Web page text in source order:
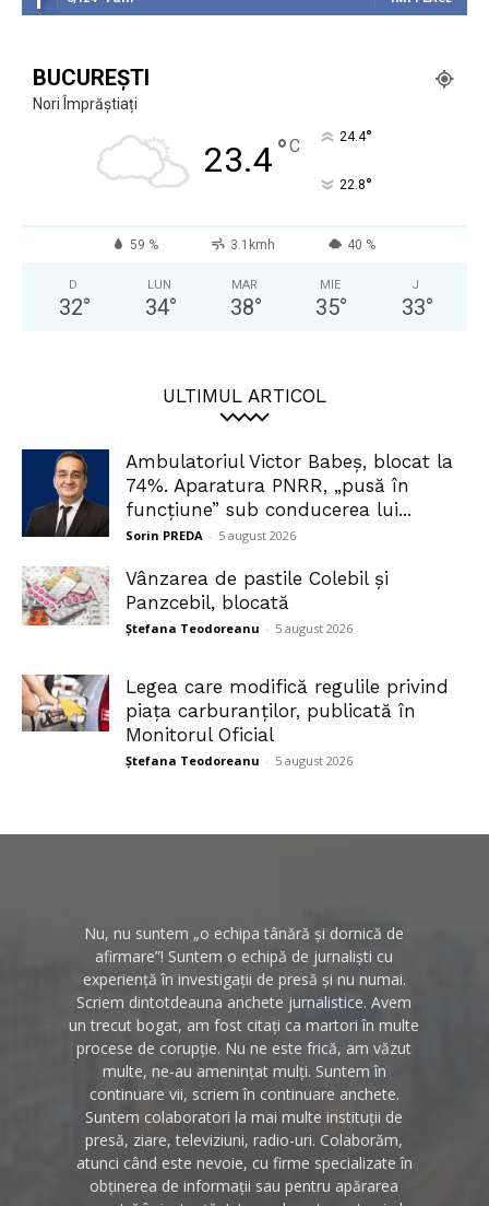
BUCUREȘTI
Nori Împrăștiați
23.4°C 24.4°
22.8°
59 % 3.1kmh 40 %
D
32°
LUN
34°
MAR
38°
MIE
35°
J
33°
ULTIMUL ARTICOL
Ambulatoriul Victor Babeș, blocat la
74%. Aparatura PNRR, „pusă în
funcțiune” sub conducerea lui...
Sorin PREDA - 5 august 2026
Vânzarea de pastile Colebil și
Panzcebil, blocată
Ștefana Teodoreanu - 5 august 2026
Legea care modifică regulile privind
piața carburanților, publicată în
Monitorul Oficial
Ștefana Teodoreanu - 5 august 2026
Nu, nu suntem „o echipa tânără și dornică de
afirmare”! Suntem o echipă de jurnaliști cu
experiență în investigații de presă și nu numai.
Scriem dintotdeauna anchete jurnalistice. Avem
un trecut bogat, am fost citați ca martori în multe
procese de corupție. Nu ne este frică, am văzut
multe, ne-au amenințat mulți. Suntem în
continuare vii, scriem în continuare anchete.
Suntem colaboratori la mai multe instituții de
presă, ziare, televiziuni, radio-uri. Colaborăm,
atunci când este nevoie, cu firme specializate în
obținerea de informații sau pentru apărarea